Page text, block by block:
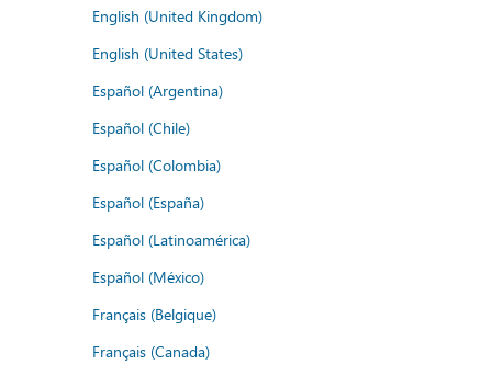
English (United Kingdom)
English (United States)
Español (Argentina)
Español (Chile)
Español (Colombia)
Español (España)
Español (Latinoamérica)
Español (México)
Français (Belgique)
Français (Canada)